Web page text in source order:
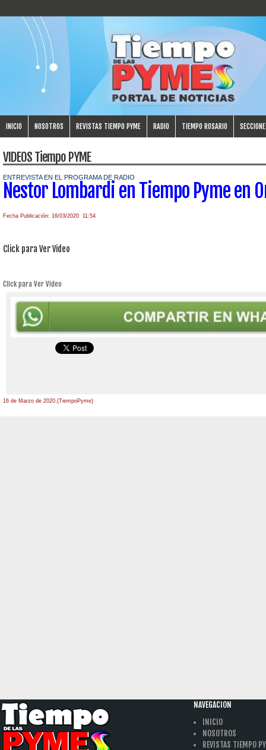
INICIO NOSOTROS REVISTAS TIEMPO PYME RADIO TIEMPO ROSARIO
VIDEOS Tiempo PYME
ENTREVISTA EN EL PROGRAMA DE RADIO
Nestor Lombardi en Tiempo Pyme en
Fecha Publicación: 16/03/2020 11:54
Click para Ver Video
Click para Ver Video
16 de Marzo de 2020.(TiempoPyme)
NAVEGACION
INICIO
NOSOTROS
REVISTAS TIEMPO